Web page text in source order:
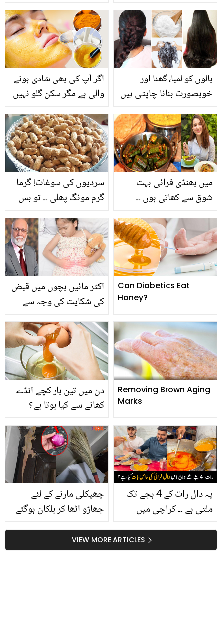
کے دن انھیں یاد کر کے
جذباتی ہوگئیں
اگر آپ کی بھی شادی ہونے
والی ہے مگر سکن گلو نہیں
گولڈن ملک کی 5 منٹ کی
یہ زبردست بیوٹی ٹپ کا
استعمال کریں اور پارلر کے
خرچے سے بچیں۔۔
بالوں کو لمبا، گھنا اور
خوبصورت بنانا چاپتی ہیں
بنانے کے دو آسان طریقے
جو کریں بالوں کی
خوبصورتی میں اضافہ اور
ڈالیں ان میں نئی جان
سردیوں کی سوغات! گرما
گرم مونگ پھلی ۔۔ تو بس
لمبی عمر پائیں، جانیئے اس
کے حیرت انگیز فوائد
میں بھنڈی فرائی بہت
شوق سے کھاتی ہوں ۔۔
میں کون سی ڈش پسند
کرتی ہیں؟
اکثر مائیں بچوں میں قبض
کی شکایت کی وجہ سے
عبدالغفار آغا کا بتایا ہوا یہ
نسخہ آزمائیں اور اس
پریشانی کا حل پائیں
Can Diabetics Eat
Honey?
دن میں تین بار کچے انڈے
کھانے سے کیا ہوتا ہے؟
Removing Brown Aging
Marks
چھپکلی مارنے کے لئے
جھاڑو اٹھا کر ہلکان ہوگئے
میں موجود عام سی
چیزوں سے چھپکلی کو
یہ دال رات کے 4 بجے تک
ملتی ہے ۔۔ کراچی میں
کی مشہور دال کھانے کے
لیے لوگ رات میں آتے ہیں
VIEW MORE ARTICLES